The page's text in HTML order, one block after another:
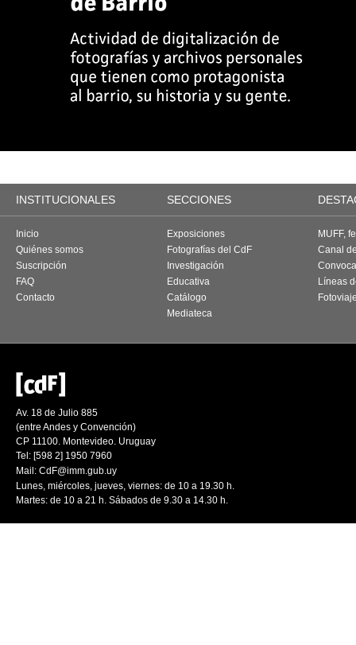
INSTITUCIONALES SECCIONES
Inicio
Quiénes somos
Suscripción
FAQ
Contacto
Exposiciones
Fotografías del CdF
Investigación
Educativa
Catálogo
Mediateca
MUFF,
Canal
Líneas
Av. 18 de Julio 885
(entre Andes y Convención)
CP 11100. Montevideo. Uruguay
Tel: [598 2] 1950 7960
Mail: CdF@imm.gub.uy
Lunes, miércoles, jueves, viernes: de 10 a 19.30 h.
Martes: de 10 a 21 h. Sábados de 9.30 a 14.30 h.